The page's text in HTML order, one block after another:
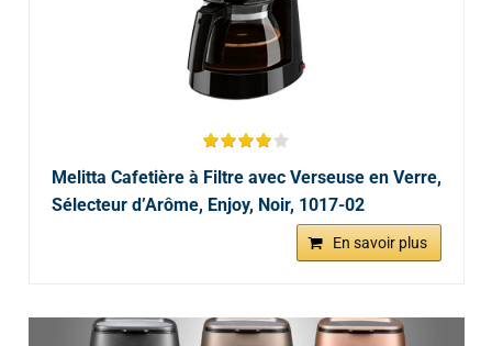
Melitta Cafetière à Filtre avec Verseuse en Verre,
Sélecteur d’Arôme, Enjoy, Noir, 1017-02
En savoir plus